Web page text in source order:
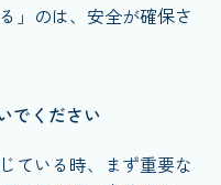
」のは、安全が確保さ
でください
ている時、まず重要な